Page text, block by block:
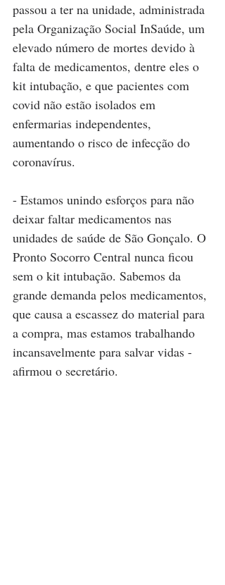
passou a ter na unidade, administrada
pela Organização Social InSaúde, um
elevado número de mortes devido à
falta de medicamentos, dentre eles o
kit intubação, e que pacientes com
covid não estão isolados em
enfermarias independentes,
aumentando o risco de infecção do
coronavírus.
- Estamos unindo esforços para não
deixar faltar medicamentos nas
unidades de saúde de São Gonçalo. O
Pronto Socorro Central nunca ficou
sem o kit intubação. Sabemos da
grande demanda pelos medicamentos,
que causa a escassez do material para
a compra, mas estamos trabalhando
incansavelmente para salvar vidas -
afirmou o secretário.